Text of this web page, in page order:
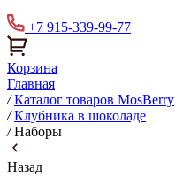
+7 915-339-99-77
Корзина
Главная
/ Каталог товаров MosBerry
/ Клубника в шоколаде
/ Наборы
Назад